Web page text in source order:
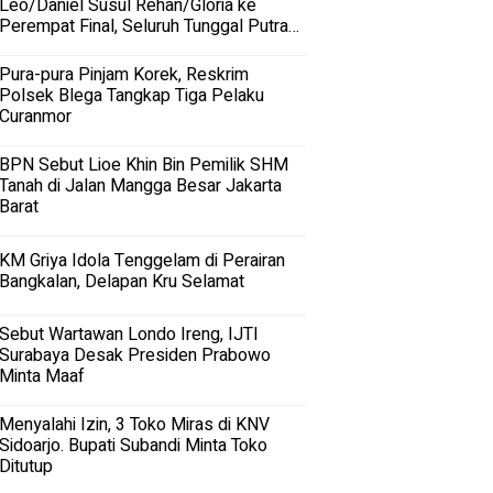
Leo/Daniel Susul Rehan/Gloria ke
Perempat Final, Seluruh Tunggal Putra
Pura-pura Pinjam Korek, Reskrim
Polsek Blega Tangkap Tiga Pelaku
Curanmor
BPN Sebut Lioe Khin Bin Pemilik SHM
Tanah di Jalan Mangga Besar Jakarta
Barat
KM Griya Idola Tenggelam di Perairan
Bangkalan, Delapan Kru Selamat
Sebut Wartawan Londo Ireng, IJTI
Surabaya Desak Presiden Prabowo
Minta Maaf
Menyalahi Izin, 3 Toko Miras di KNV
Sidoarjo. Bupati Subandi Minta Toko
Ditutup